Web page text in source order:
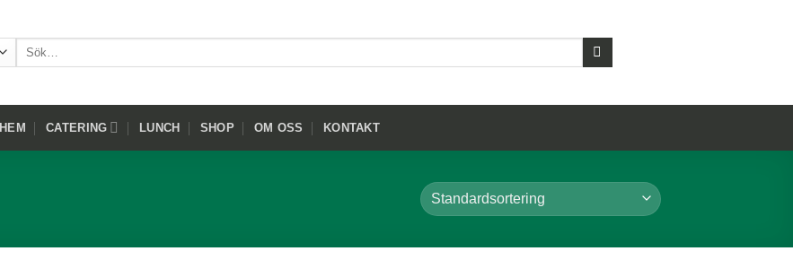
Sök
HEM CATERING LUNCH SHOP OM OSS KONTAKT